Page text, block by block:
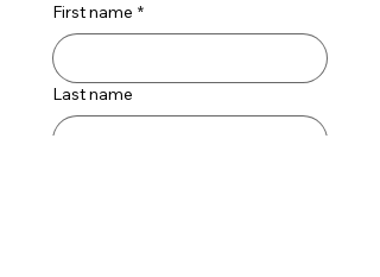
First name *
Last name